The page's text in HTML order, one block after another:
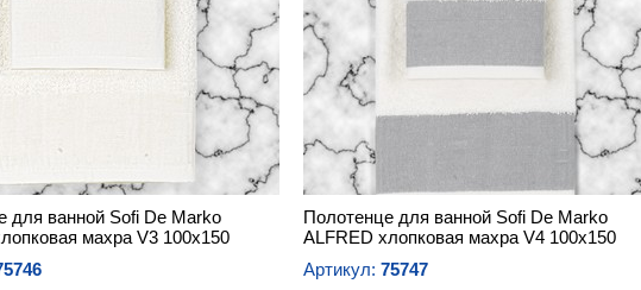
для ванной Sofi De Marko
махра V3 100х150
Полотенце для ванной Sofi De Marko
ALFRED хлопковая махра V4 100х150
Артикул: 75747